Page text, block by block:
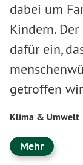
dabei um
Kindern.
dafür ein,
getroffen
Klima & Umwelt
Mehr